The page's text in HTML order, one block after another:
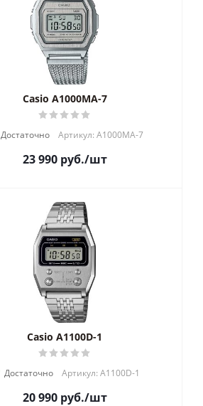
Casio A1000MA-7
Достаточно Артикул: A1000MA-7
23 990руб./шт
Casio A1100D-1
Достаточно Артикул: A1100D-1
20 990руб./шт